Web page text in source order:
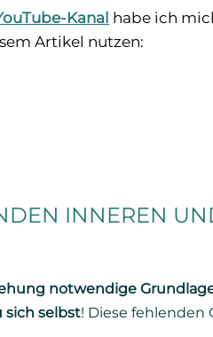
Kanal habe ich
Artikel nutzen:
INNEREN
notwendige
sich selbst! Diese fehlenden